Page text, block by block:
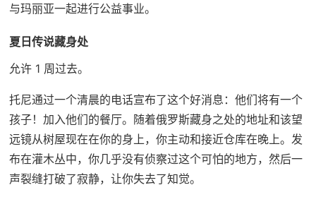
与玛丽亚一起进行公益事业。
夏日传说藏身处
允许 1 周过去。
托尼通过一个清晨的电话宣布了这个好消息：他们将有一个
孩子！加入他们的餐厅。随着俄罗斯藏身之处的地址和该望
远镜从树屋现在在你的身上，你主动和接近仓库在晚上。发
布在灌木丛中，你几乎没有侦察过这个可怕的地方，然后一
声裂缝打破了寂静，让你失去了知觉。